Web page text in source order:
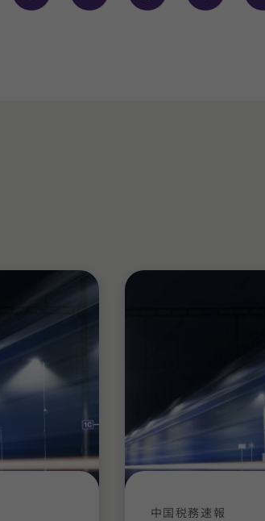
中国税務速報